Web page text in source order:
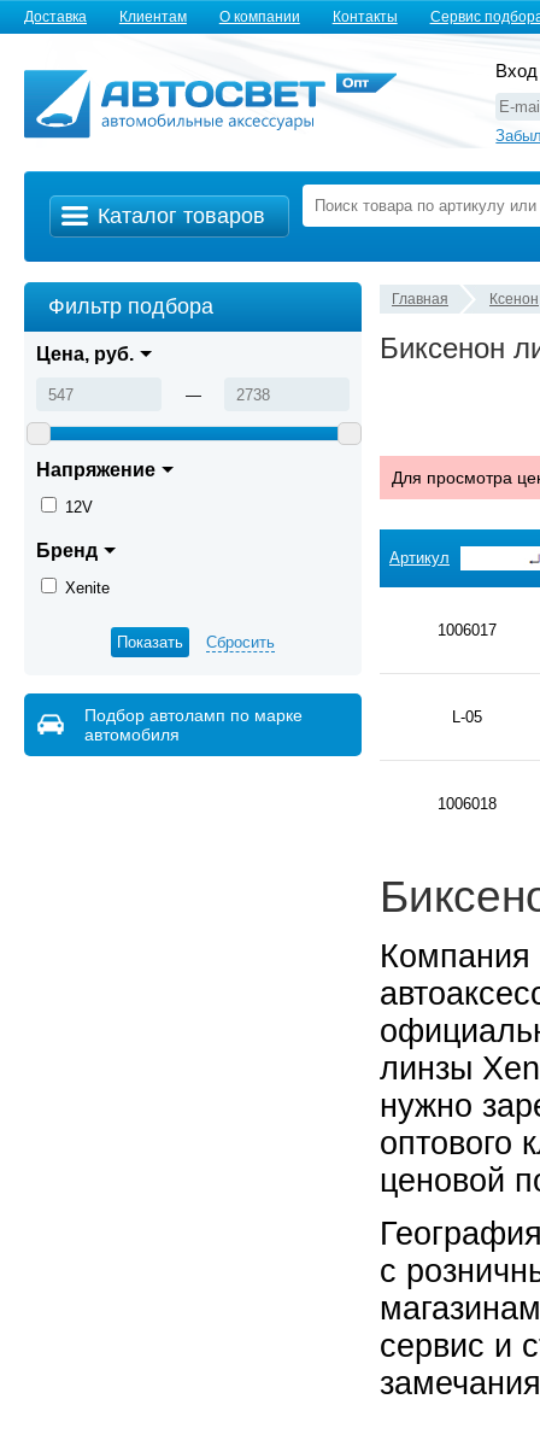
Доставка Клиентам О компании Контакты Сервис
Каталог товаров
Фильтр подбора
Цена, руб.
—
Напряжение
12V
Бренд
Xenite
Сбросить
Подбор автоламп по марке
автомобиля
Главная Ксенон
Биксенон
Для просмотра
Артикул
1006017
L-05
1006018
Компания
линзы
нужно
оптового
ценовой
с
сервис и